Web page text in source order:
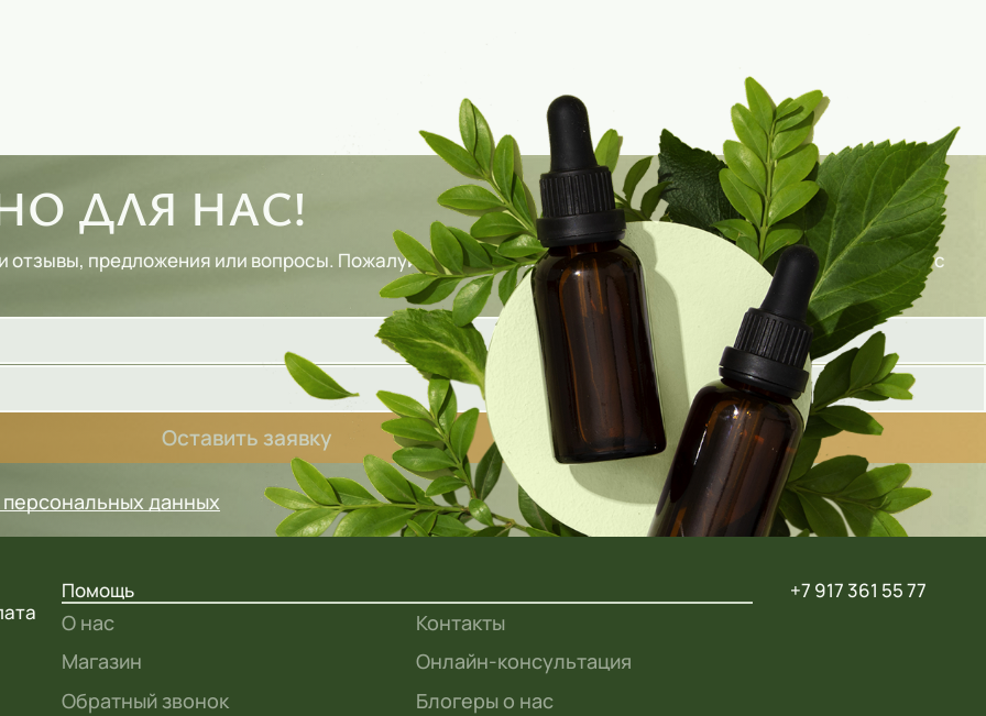
ДЛЯ НАС!
предложения или вопросы. Пожалуйста, заполните форму ниже, и наш специалист свяжется с
Оставить заявку
данных
Помощь
О нас
Контакты
Магазин
Онлайн-консультация
Обратный звонок
Блогеры о нас
+7 917 361 55 77